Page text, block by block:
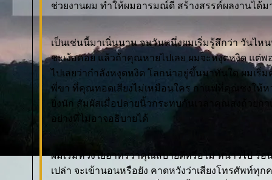
ช่วยงานผม ทำให้ผมอารมณ์ดี สร้างสรรค์ผลงานได้
เป็นเช่นนี้มาเนิ่นนาน จนวันหนึ่งผมเริ่มรู้สึกว่า วันไ
ชะเง้อคอย แล้วถ้าคุณหายไปเลย ผมจะหงุดหงิด แต่
ไปเลยว่ากำลังหงุดหงิด โลกน่าอยู่ขึ้นมาทันใด ผมเริ่
พี่ขา ที่คุณทอดเสียงไม่เหมือนใคร กาแฟที่คุณชงให้
งนัก สัมผัสเมื่อปลายนิ้วกระทบกันเวลาคุณส่งถ้วยกา
อย่างที่ไม่อาจอธิบายได้
ผมเริ่มห่วงใยอาทรว่าคุณสบายดีหรือไม่ หนาวไป ร้อ
เปล่า จะเข้านอนหรือยัง คาดหวังว่าเสียงโทรศัพท์ทุก